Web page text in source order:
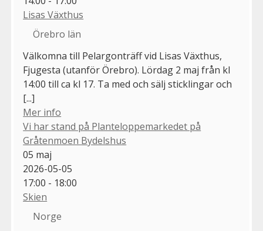
Lisas Växthus
Örebro län
Välkomna till Pelargonträff vid Lisas Växthus,
Fjugesta (utanför Örebro). Lördag 2 maj från kl
14:00 till ca kl 17. Ta med och sälj sticklingar och
[...]
Mer info
Vi har stand på Planteloppemarkedet på
Gråtenmoen Bydelshus
05 maj
2026-05-05
17:00 - 18:00
Skien
Norge